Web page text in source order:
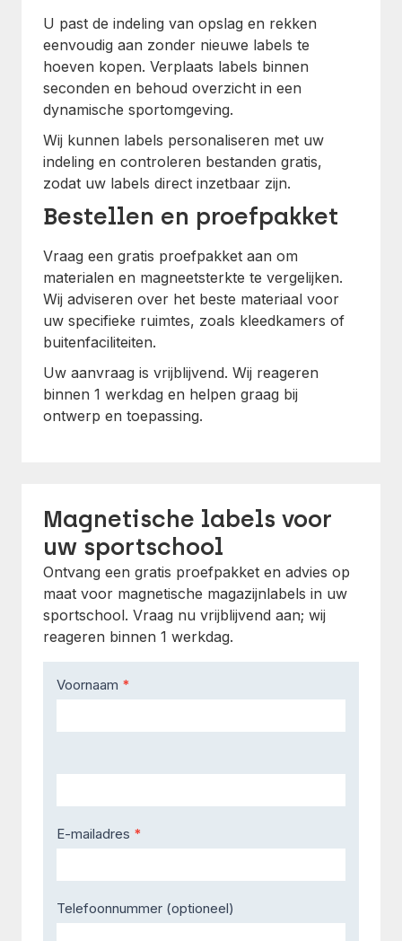
U past de indeling van opslag en rekken
eenvoudig aan zonder nieuwe labels te
hoeven kopen. Verplaats labels binnen
seconden en behoud overzicht in een
dynamische sportomgeving.
Wij kunnen labels personaliseren met uw
indeling en controleren bestanden gratis,
zodat uw labels direct inzetbaar zijn.
Bestellen en proefpakket
Vraag een gratis proefpakket aan om
materialen en magneetsterkte te vergelijken.
Wij adviseren over het beste materiaal voor
uw specifieke ruimtes, zoals kleedkamers of
buitenfaciliteiten.
Uw aanvraag is vrijblijvend. Wij reageren
binnen 1 werkdag en helpen graag bij
ontwerp en toepassing.
Magnetische labels voor
uw sportschool
Ontvang een gratis proefpakket en advies op
maat voor magnetische magazijnlabels in uw
sportschool. Vraag nu vrijblijvend aan; wij
reageren binnen 1 werkdag.
Contact
Us
Voornaam *
E-mailadres *
Telefoonnummer (optioneel)